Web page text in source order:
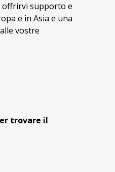
offrirvi supporto e
e in Asia e una
vostre
trovare il